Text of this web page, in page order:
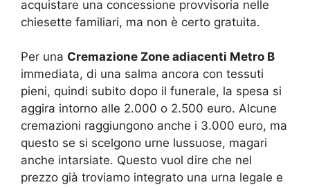
acquistare una concessione provvisoria nelle
chiesette familiari, ma non è certo gratuita.
Per una Cremazione Zone adiacenti Metro B
immediata, di una salma ancora con tessuti
pieni, quindi subito dopo il funerale, la spesa si
aggira intorno alle 2.000 o 2.500 euro. Alcune
cremazioni raggiungono anche i 3.000 euro, ma
questo se si scelgono urne lussuose, magari
anche intarsiate. Questo vuol dire che nel
prezzo già troviamo integrato una urna legale e